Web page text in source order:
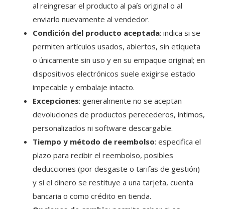
al reingresar el producto al país original o al
enviarlo nuevamente al vendedor.
Condición del producto aceptada: indica si se
permiten artículos usados, abiertos, sin etiqueta
o únicamente sin uso y en su empaque original; en
dispositivos electrónicos suele exigirse estado
impecable y embalaje intacto.
Excepciones: generalmente no se aceptan
devoluciones de productos perecederos, íntimos,
personalizados ni software descargable.
Tiempo y método de reembolso: especifica el
plazo para recibir el reembolso, posibles
deducciones (por desgaste o tarifas de gestión)
y si el dinero se restituye a una tarjeta, cuenta
bancaria o como crédito en tienda.